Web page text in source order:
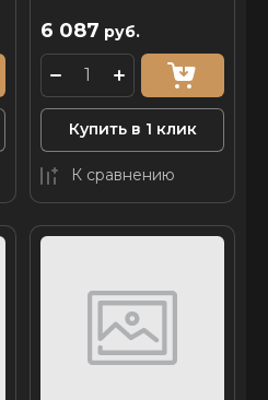
6 087 руб.
Купить в 1 клик
К сравнению